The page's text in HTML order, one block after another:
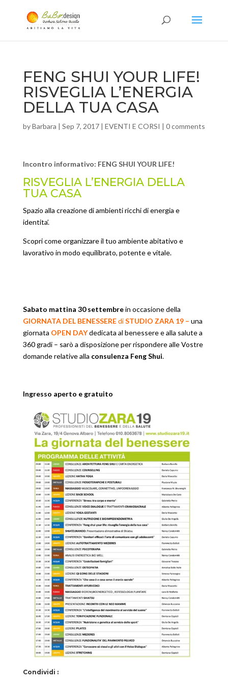
FENG SHUI YOUR LIFE!
RISVEGLIA L’ENERGIA
DELLA TUA CASA
byBarbara | Sep 7, 2017| EVENTI E CORSI | 0 comments
Incontro informativo: FENG SHUI YOUR LIFE!
RISVEGLIA L’ENERGIA DELLA
TUA CASA
Spazio alla creazione di ambienti ricchi di energia e
identita’.
Scopri come organizzare il tuo ambiente abitativo e
lavorativo in modo equilibrato, potente e vitale.
Sabato mattina 30 settembrein occasione della
GIORNATA DEL BENESSEREdiSTUDIO ZARA 19– una
giornata OPEN DAYdedicata al benessere e alla salute a
360 gradi – sarò a disposizione per rispondere alle Vostre
domande relative alla consulenza Feng Shui.
Ingresso aperto e gratuito
Condividi :